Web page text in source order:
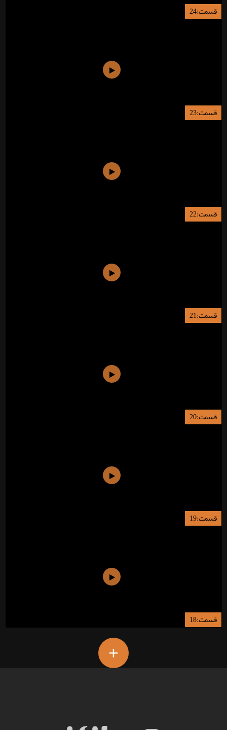
قسمت:24
قسمت:23
قسمت:22
قسمت:21
قسمت:20
قسمت:19
قسمت:18
+